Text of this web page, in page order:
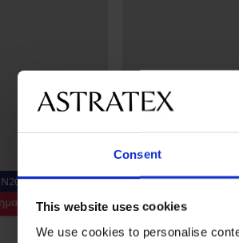
Consent
This website uses cookies
We use cookies to personalise
Έκπτωση -30%